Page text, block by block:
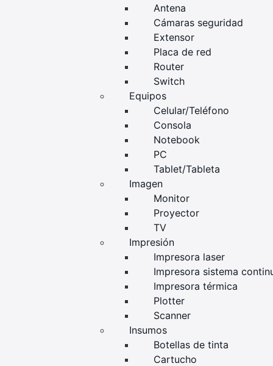
Antena
Cámaras seguridad
Extensor
Placa de red
Router
Switch
Equipos
Celular/Teléfono
Consola
Notebook
PC
Tablet/Tableta
Imagen
Monitor
Proyector
TV
Impresión
Impresora laser
Impresora sistema
Impresora térmica
Plotter
Scanner
Insumos
Botellas de tinta
Cartucho